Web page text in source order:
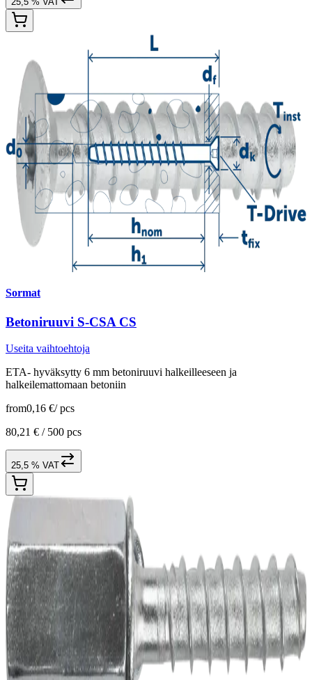
Sormat
Betoniruuvi S-CSA CS
Useita vaihtoehtoja
ETA- hyväksytty 6 mm betoniruuvi halkeilleeseen ja
halkeilemattomaan betoniin
from0,16 €/ pcs
80,21 € / 500 pcs
25,5 % VAT